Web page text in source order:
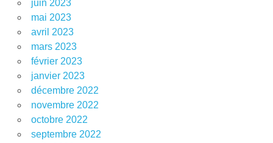
juin 2023
mai 2023
avril 2023
mars 2023
février 2023
janvier 2023
décembre 2022
novembre 2022
octobre 2022
septembre 2022